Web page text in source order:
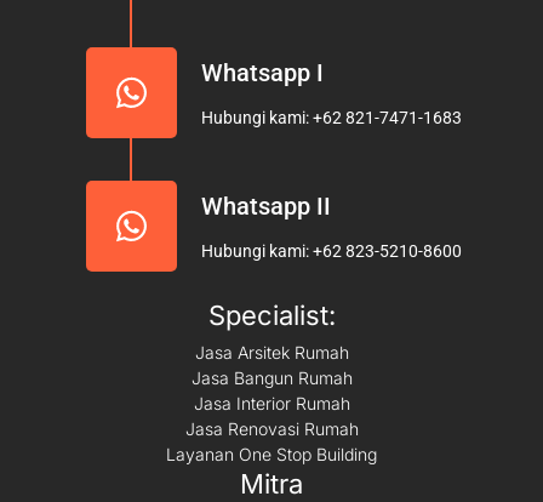
Whatsapp I
Hubungi kami: +62 821-7471-1683
Whatsapp II
Hubungi kami: +62 823-5210-8600
Specialist:
Jasa Arsitek Rumah
Jasa Bangun Rumah
Jasa Interior Rumah
Jasa Renovasi Rumah
Layanan One Stop Building
Mitra